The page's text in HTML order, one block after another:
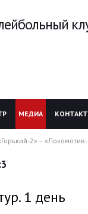
МЕДИА
2» –
1 день